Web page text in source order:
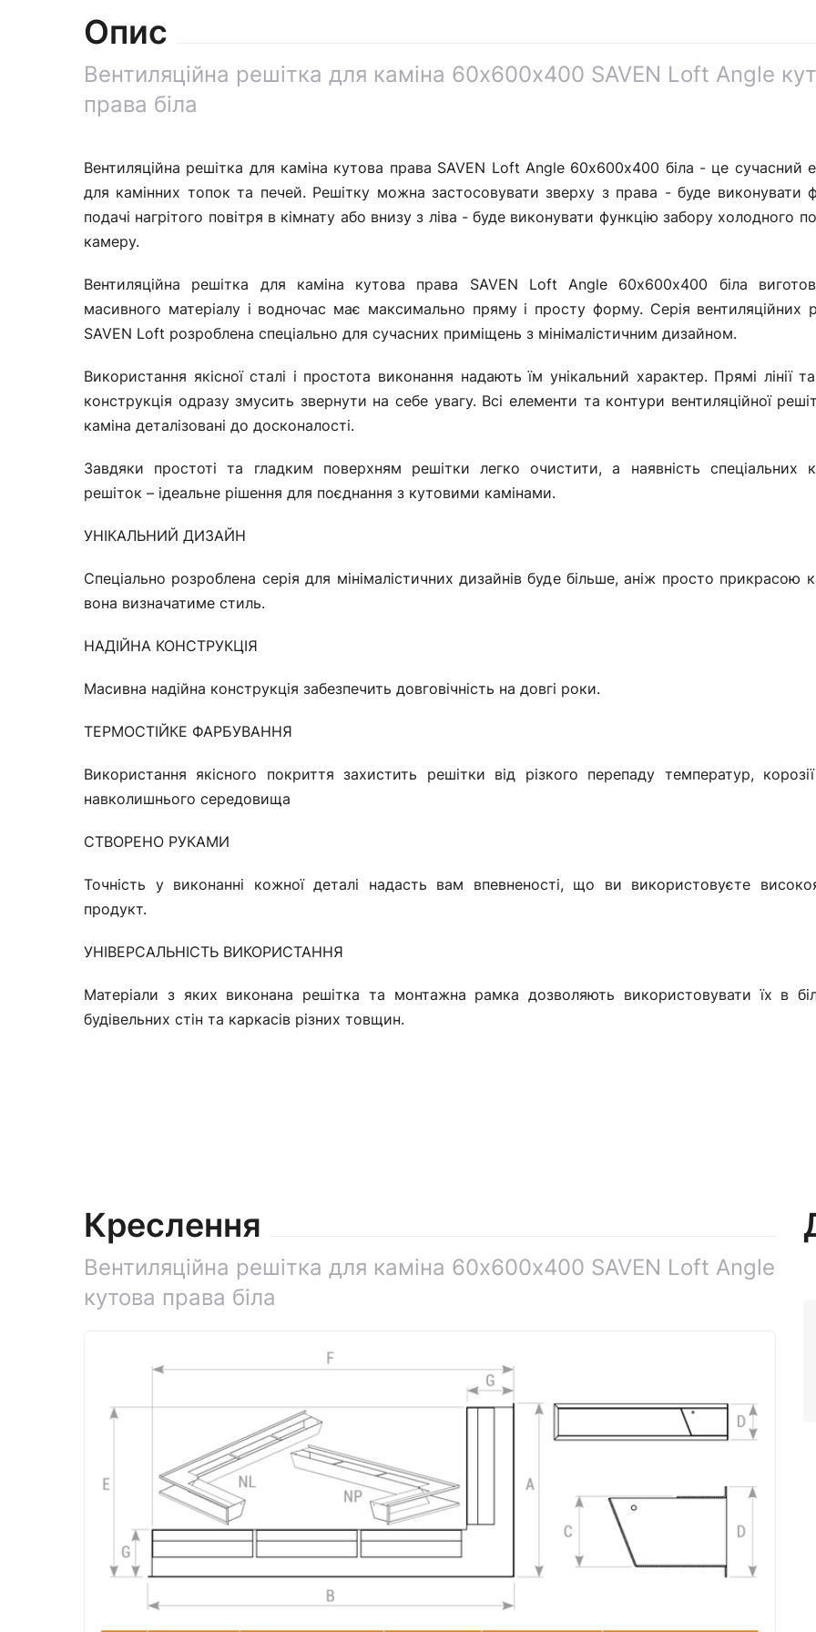
Опис
Вентиляційна решітка для каміна 60х600х400 SAVEN Loft Angle
права біла
Вентиляційна решітка для каміна кутова права SAVEN Loft Angle 60х600х400 біла - це сучасний
для камінних топок та печей. Решітку можна застосовувати зверху з права - буде виконувати
подачі нагрітого повітря в кімнату або внизу з ліва - буде виконувати функцію забору холодного
камеру.
Вентиляційна решітка для каміна кутова права SAVEN Loft Angle 60х600х400 біла
масивного матеріалу і водночас має максимально пряму і просту форму. Серія вентиляційних
SAVEN Loft розроблена спеціально для сучасних приміщень з мінімалістичним дизайном.
Використання якісної сталі і простота виконання надають їм унікальний характер. Прямі лінії
конструкція одразу змусить звернути на себе увагу. Всі елементи та контури вентиляційної
каміна деталізовані до досконалості.
Завдяки простоті та гладким поверхням решітки легко очистити, а наявність спеціальних
решіток – ідеальне рішення для поєднання з кутовими камінами.
УНІКАЛЬНИЙ ДИЗАЙН
Спеціально розроблена серія для мінімалістичних дизайнів буде більше, аніж просто прикрасою
вона визначатиме стиль.
НАДІЙНА КОНСТРУКЦІЯ
Масивна надійна конструкція забезпечить довговічність на довгі роки.
ТЕРМОСТІЙКЕ ФАРБУВАННЯ
Використання якісного покриття захистить решітки від різкого перепаду температур,
навколишнього середовища
СТВОРЕНО РУКАМИ
Точність у виконанні кожної деталі надасть вам впевненості, що ви використовуєте
продукт.
УНІВЕРСАЛЬНІСТЬ ВИКОРИСТАННЯ
Матеріали з яких виконана решітка та монтажна рамка дозволяють використовувати їх в
будівельних стін та каркасів різних товщин.
Креслення
Вентиляційна решітка для каміна 60х600х400 SAVEN Loft Angle
кутова права біла